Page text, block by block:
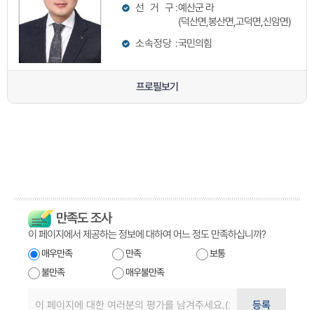
선 거 구:예산군 라
(덕산면,봉산면,고덕면,신암면)
소속정당 :국민의힘
프로필보기
만족도 조사
이 페이지에서 제공하는 정보에 대하여 어느 정도 만족하십니까?
매우만족 만족
보통
불만족
매우불만족
등록